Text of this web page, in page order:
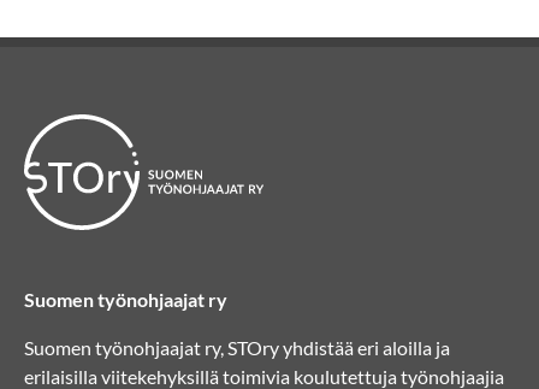
Suomen työnohjaajat ry
Suomen työnohjaajat ry, STOry yhdistää eri aloilla ja
erilaisilla viitekehyksillä toimivia koulutettuja työnohjaajia